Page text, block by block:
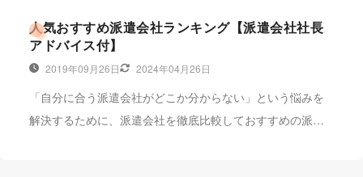
人気おすすめ派遣会社ランキング【派遣会社社長
アドバイス付】
2019年09月26日 2024年04月26日
「自分に合う派遣会社がどこか分からない」という悩みを
解決するために、派遣会社を徹底比較しておすすめの派遣